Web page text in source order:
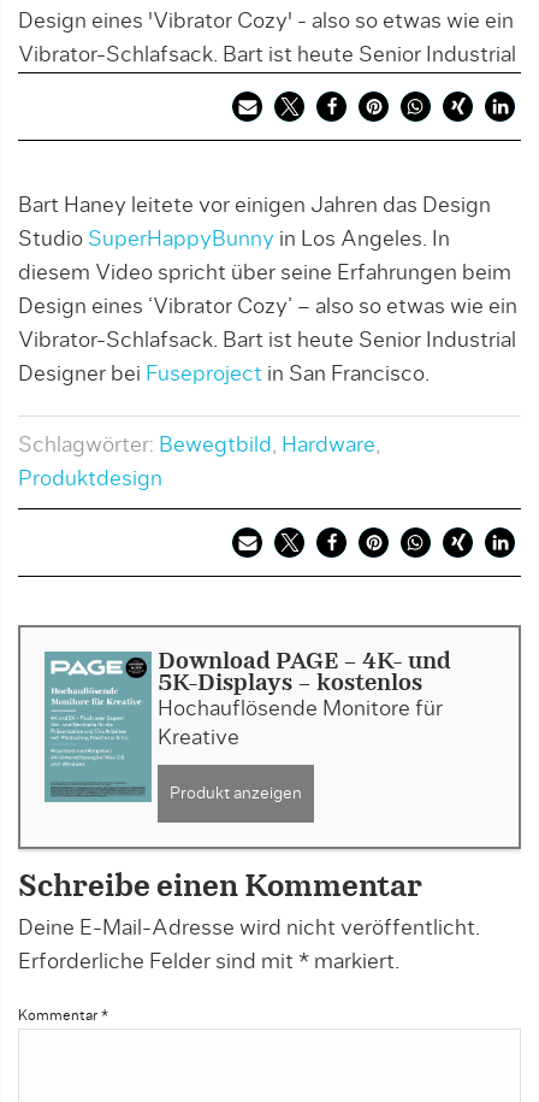
Design eines 'Vibrator Cozy' - also so etwas wie ein
Vibrator-Schlafsack. Bart ist heute Senior Industrial
Bart Haney leitete vor einigen Jahren das Design
Studio SuperHappyBunny in Los Angeles. In
diesem Video spricht über seine Erfahrungen beim
Design eines ‘Vibrator Cozy’ – also so etwas wie ein
Vibrator-Schlafsack. Bart ist heute Senior Industrial
Designer bei Fuseproject in San Francisco.
Schlagwörter: Bewegtbild, Hardware,
Produktdesign
Download PAGE - 4K- und
5K-Displays - kostenlos
Hochauflösende Monitore für
Kreative
Produkt anzeigen
Schreibe einen Kommentar
Deine E-Mail-Adresse wird nicht veröffentlicht.
Erforderliche Felder sind mit * markiert.
Kommentar *